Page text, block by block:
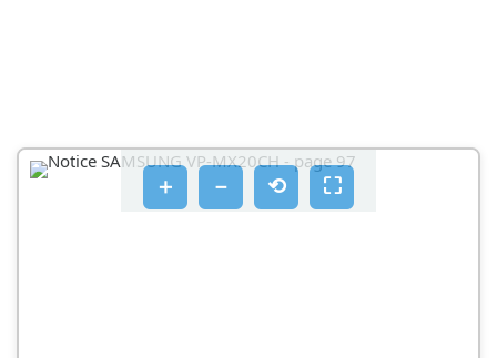
AZ USB KABEL CSATLAKOZTATÁSA
CSATLAKOZTATÁS EGYÉB ESZKÖZKÖZ
＋ － ⟲ ⛶